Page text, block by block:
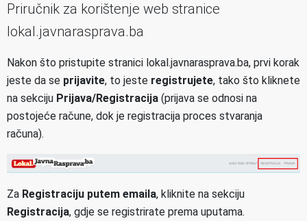
Priručnik za korištenje web stranice
lokal.javnarasprava.ba
Nakon što pristupite stranici lokal.javnarasprava.ba, prvi korak
jeste da se prijavite, to jeste registrujete, tako što kliknete
na sekciju Prijava/Registracija (prijava se odnosi na
postojeće račune, dok je registracija proces stvaranja
računa).
Za Registraciju putem emaila, kliknite na sekciju
Registracija, gdje se registrirate prema uputama.